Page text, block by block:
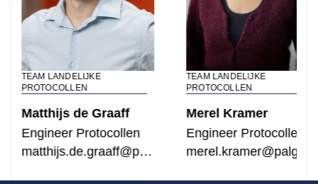
TEAM LANDELIJKE
PROTOCOLLEN
Matthijs de Graaff
Engineer Protocollen
matthijs.de.graaff@palga.nl
TEAM LANDELIJKE
PROTOCOLLEN
Merel Kramer
Engineer Protocollen